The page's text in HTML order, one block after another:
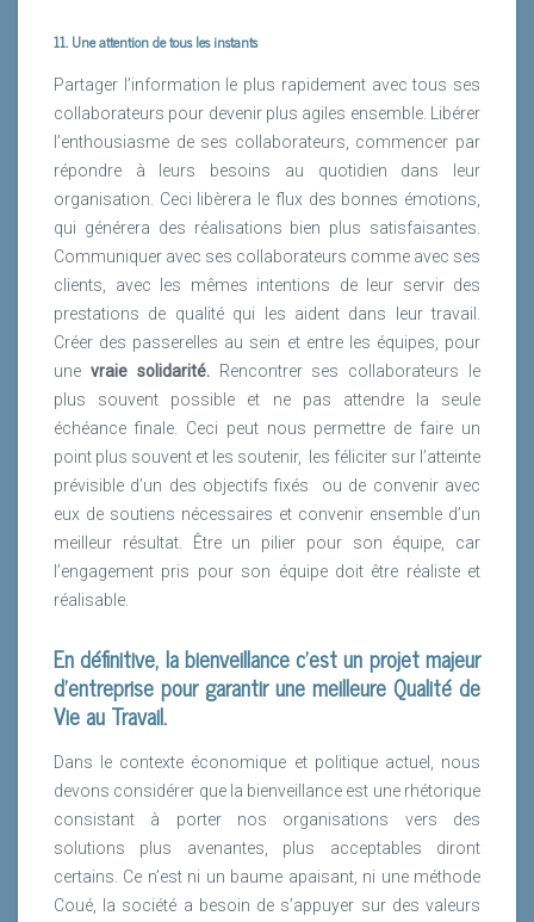
11. Une attention de tous les instants
Partager l’information le plus rapidement avec tous ses
collaborateurs pour devenir plus agiles ensemble. Libérer
l’enthousiasme de ses collaborateurs, commencer par
répondre à leurs besoins au quotidien dans leur
organisation. Ceci libèrera le flux des bonnes émotions,
qui générera des réalisations bien plus satisfaisantes.
Communiquer avec ses collaborateurs comme avec ses
clients, avec les mêmes intentions de leur servir des
prestations de qualité qui les aident dans leur travail.
Créer des passerelles au sein et entre les équipes, pour
une vraie solidarité. Rencontrer ses collaborateurs le
plus souvent possible et ne pas attendre la seule
échéance finale. Ceci peut nous permettre de faire un
point plus souvent et les soutenir,
les féliciter sur l’atteinte
prévisible d’un des objectifs fixés
ou de convenir avec
eux de soutiens nécessaires et convenir ensemble d’un
meilleur résultat. Être un pilier pour son équipe, car
l’engagement pris pour son équipe doit être réaliste et
réalisable.
En définitive, la bienveillance c’est un projet majeur
d’entreprise pour garantir une meilleure Qualité de
Vie au Travail.
Dans le contexte économique et politique actuel, nous
devons considérer que la bienveillance est une rhétorique
consistant à porter nos organisations vers des
solutions plus avenantes, plus acceptables diront
certains. Ce n’est ni un baume apaisant, ni une méthode
Coué, la société a besoin de s’appuyer sur des valeurs